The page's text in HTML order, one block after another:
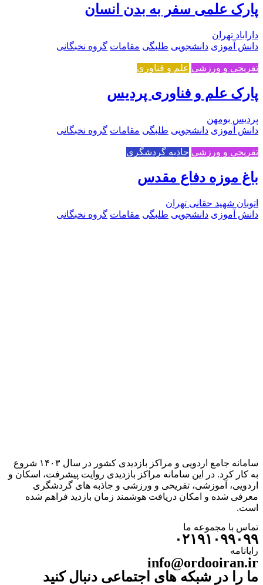
پارک علمی سفر به بدن انسان
داراباد تهران
دانش آموزی دانشجویی طلبگی مقامات گروه نخبگانی
تفریحی و ورزشی علم و فناوری
پارک علم و فناوری پردیس
پردیس بومهن
دانش آموزی دانشجویی طلبگی مقامات گروه نخبگانی
تفریحی و ورزشی جاذبه گردشگری
باغ موزه دفاع مقدس
اتوبان شهید حقانی تهران
دانش آموزی دانشجویی طلبگی مقامات گروه نخبگانی
سامانه جامع اردویی و مراکز بازدیدی کشور در سال ۱۴۰۳ شروع
به کار کرد. در این سامانه مراکز بازدیدی روایت پیشرفت، اسکان و
اردویی، آموزشی، تفریحی و ورزشی و جاذبه های گردشگری
معرفی شده و امکان دریافت هوشمند زمان بازدید فراهم شده
است.
تماس با مجموعه ما
۰۲۱۹۱۰۹۹۰۹۹
رایانامه
info@ordooiran.ir
ما را در شبکه های اجتماعی دنبال کنید